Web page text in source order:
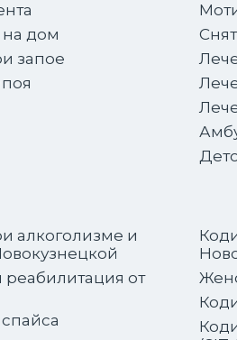
на дом
запое
алкоголизме и
реабилитация от